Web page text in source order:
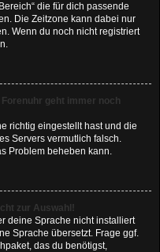
die für dich passende
Die Zeitzone kann dabei nur
Wenn du noch nicht registriert
geht immer noch
richtig eingestellt hast und die
Servers vermutlich falsch.
Problem beheben kann.
zur Auswahl!
deine Sprache nicht installiert
Sprache übersetzt. Frage ggf.
das du benötigst,